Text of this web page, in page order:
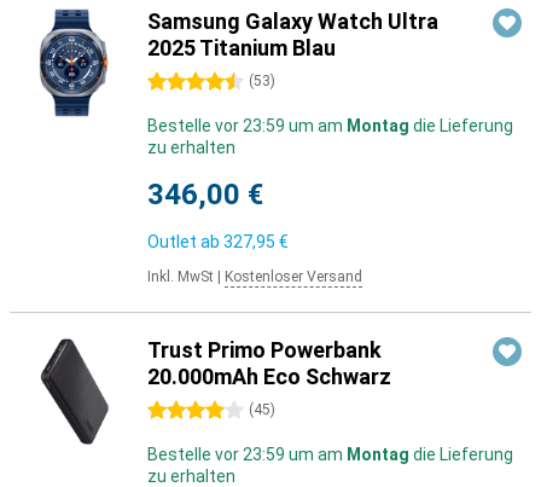
Samsung Galaxy Watch Ultra
2025 Titanium Blau
4.5 Sterne (53)
Bestelle vor 23:59 um am Montag die Lieferung
zu erhalten
346,00 €
Outlet ab 327,95 €
Inkl. MwSt Kostenloser Versand
Trust Primo Powerbank
20.000mAh Eco Schwarz
4 Sterne (45)
Bestelle vor 23:59 um am Montag die Lieferung
zu erhalten